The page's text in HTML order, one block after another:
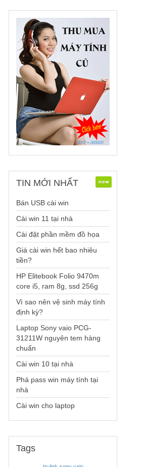
TIN MỚI NHẤT
Bán USB cài win
Cài win 11 tại nhà
Cài đặt phần mềm đồ họa
Giá cài win hết bao nhiêu
tiền?
HP Elitebook Folio 9470m
core i5, ram 8g, ssd 256g
Vì sao nên vệ sinh máy tính
định kỳ?
Laptop Sony vaio PCG-
31211W nguyên tem hàng
chuẩn
Cài win 10 tại nhà
Phá pass win máy tính tại
nhà
Cài win cho laptop
Tags